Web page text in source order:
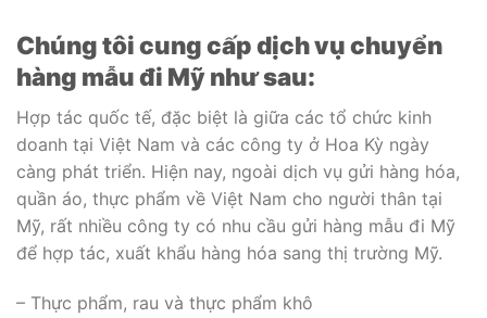
Chúng tôi cung cấp dịch vụ chuyển
hàng mẫu đi Mỹ như sau:
Hợp tác quốc tế, đặc biệt là giữa các tổ chức kinh
doanh tại Việt Nam và các công ty ở Hoa Kỳ ngày
càng phát triển. Hiện nay, ngoài dịch vụ gửi hàng hóa,
quần áo, thực phẩm về Việt Nam cho người thân tại
Mỹ, rất nhiều công ty có nhu cầu gửi hàng mẫu đi Mỹ
để hợp tác, xuất khẩu hàng hóa sang thị trường Mỹ.
– Thực phẩm, rau và thực phẩm khô